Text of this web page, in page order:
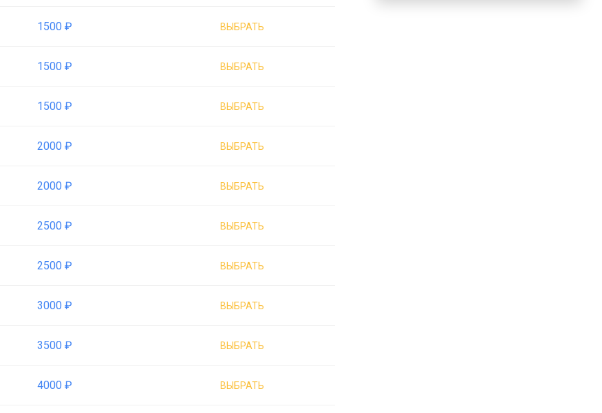
1500 ₽ ВЫБРАТЬ
1500 ₽ ВЫБРАТЬ
1500 ₽ ВЫБРАТЬ
2000 ₽ ВЫБРАТЬ
2000 ₽ ВЫБРАТЬ
2500 ₽ ВЫБРАТЬ
2500 ₽ ВЫБРАТЬ
3000 ₽ ВЫБРАТЬ
3500 ₽ ВЫБРАТЬ
4000 ₽ ВЫБРАТЬ